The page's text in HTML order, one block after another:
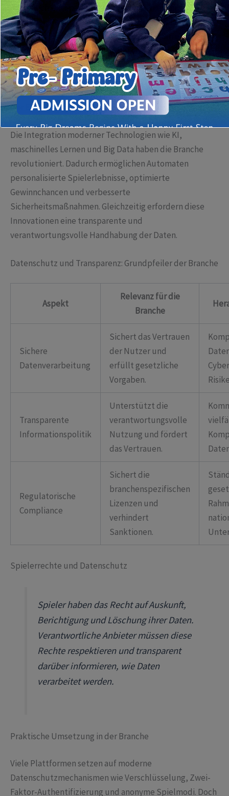
im Bereich Datenschutz und Verbraucherschutz. Für
Betreiber, Regulierungsbehörden und Spieler ist es
unerlässlich, den Schutz persönlicher Daten ernst zu
nehmen, insbesondere bei hochsensiblen
Informationen, die im Zusammenhang mit
Glücksspieltransaktionen erfasst werden.
Der Einfluss digitaler Technologien auf das Glücksspiel
Die Integration moderner Technologien wie KI,
maschinelles Lernen und Big Data haben die Branche
revolutioniert. Dadurch ermöglichen Automaten
personalisierte Spielerlebnisse, optimierte
Gewinnchancen und verbesserte
Sicherheitsmaßnahmen. Gleichzeitig erfordern diese
Innovationen eine transparente und
verantwortungsvolle Handhabung der Daten.
Datenschutz und Transparenz: Grundpfeiler der Branche
Aspekt
Relevanz für die
Branche
Sichere
Datenverarbeitung
Sichert das Vertrauen
der Nutzer und
erfüllt gesetzliche
Vorgaben.
Transparente
Informationspolitik
Unterstützt die
verantwortungsvolle
Nutzung und fördert
das Vertrauen.
Regulatorische
Compliance
Sichert die
branchenspezifischen
Lizenzen und
verhindert
Sanktionen.
Spielerrechte und Datenschutz
Spieler haben das Recht auf Auskunft,
Berichtigung und Löschung ihrer Daten.
Verantwortliche Anbieter müssen diese
Rechte respektieren und transparent
darüber informieren, wie Daten
verarbeitet werden.
Praktische Umsetzung in der Branche
Viele Plattformen setzen auf moderne
Datenschutzmechanismen wie Verschlüsselung, Zwei-
Faktor-Authentifizierung und anonyme Spielmodi. Doch